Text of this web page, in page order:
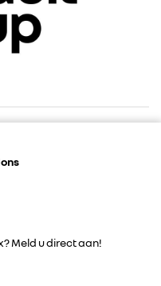
Meld u direct aan!